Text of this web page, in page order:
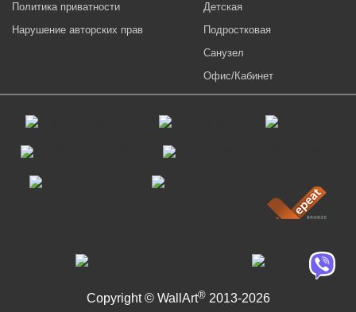
Политика приватности
Нарушение авторских прав
Детская
Подростковая
Санузел
Офис/Кабинет
Copyright © WallArt®2013-2026